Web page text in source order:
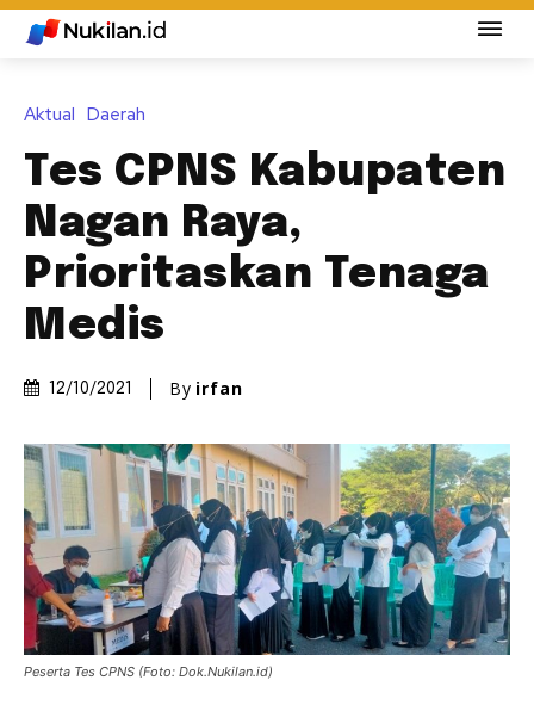
Aktual Daerah
Tes CPNS Kabupaten
Nagan Raya,
Prioritaskan Tenaga
Medis
12/10/2021 By irfan
Peserta Tes CPNS (Foto: Dok.Nukilan.id)